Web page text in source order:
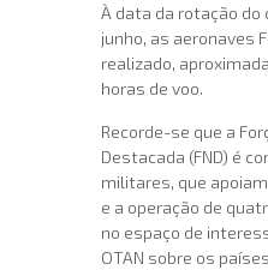
À data da rotação do
junho, as aeronaves
realizado,
horas de voo.
Recorde-se que a
Destacada (FND) é
militares, que
e a operação de
no espaço de
OTAN sobre os